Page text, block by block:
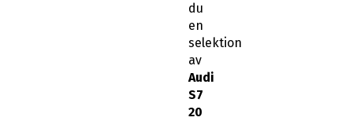
du
en
selektion
av
Audi
S7
20